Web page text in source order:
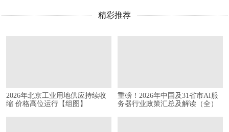
精彩推荐
2026年北京工业用地供应持续收
缩 价格高位运行【组图】
重磅！2026年中国及31省市AI服
务器行业政策汇总及解读（全）